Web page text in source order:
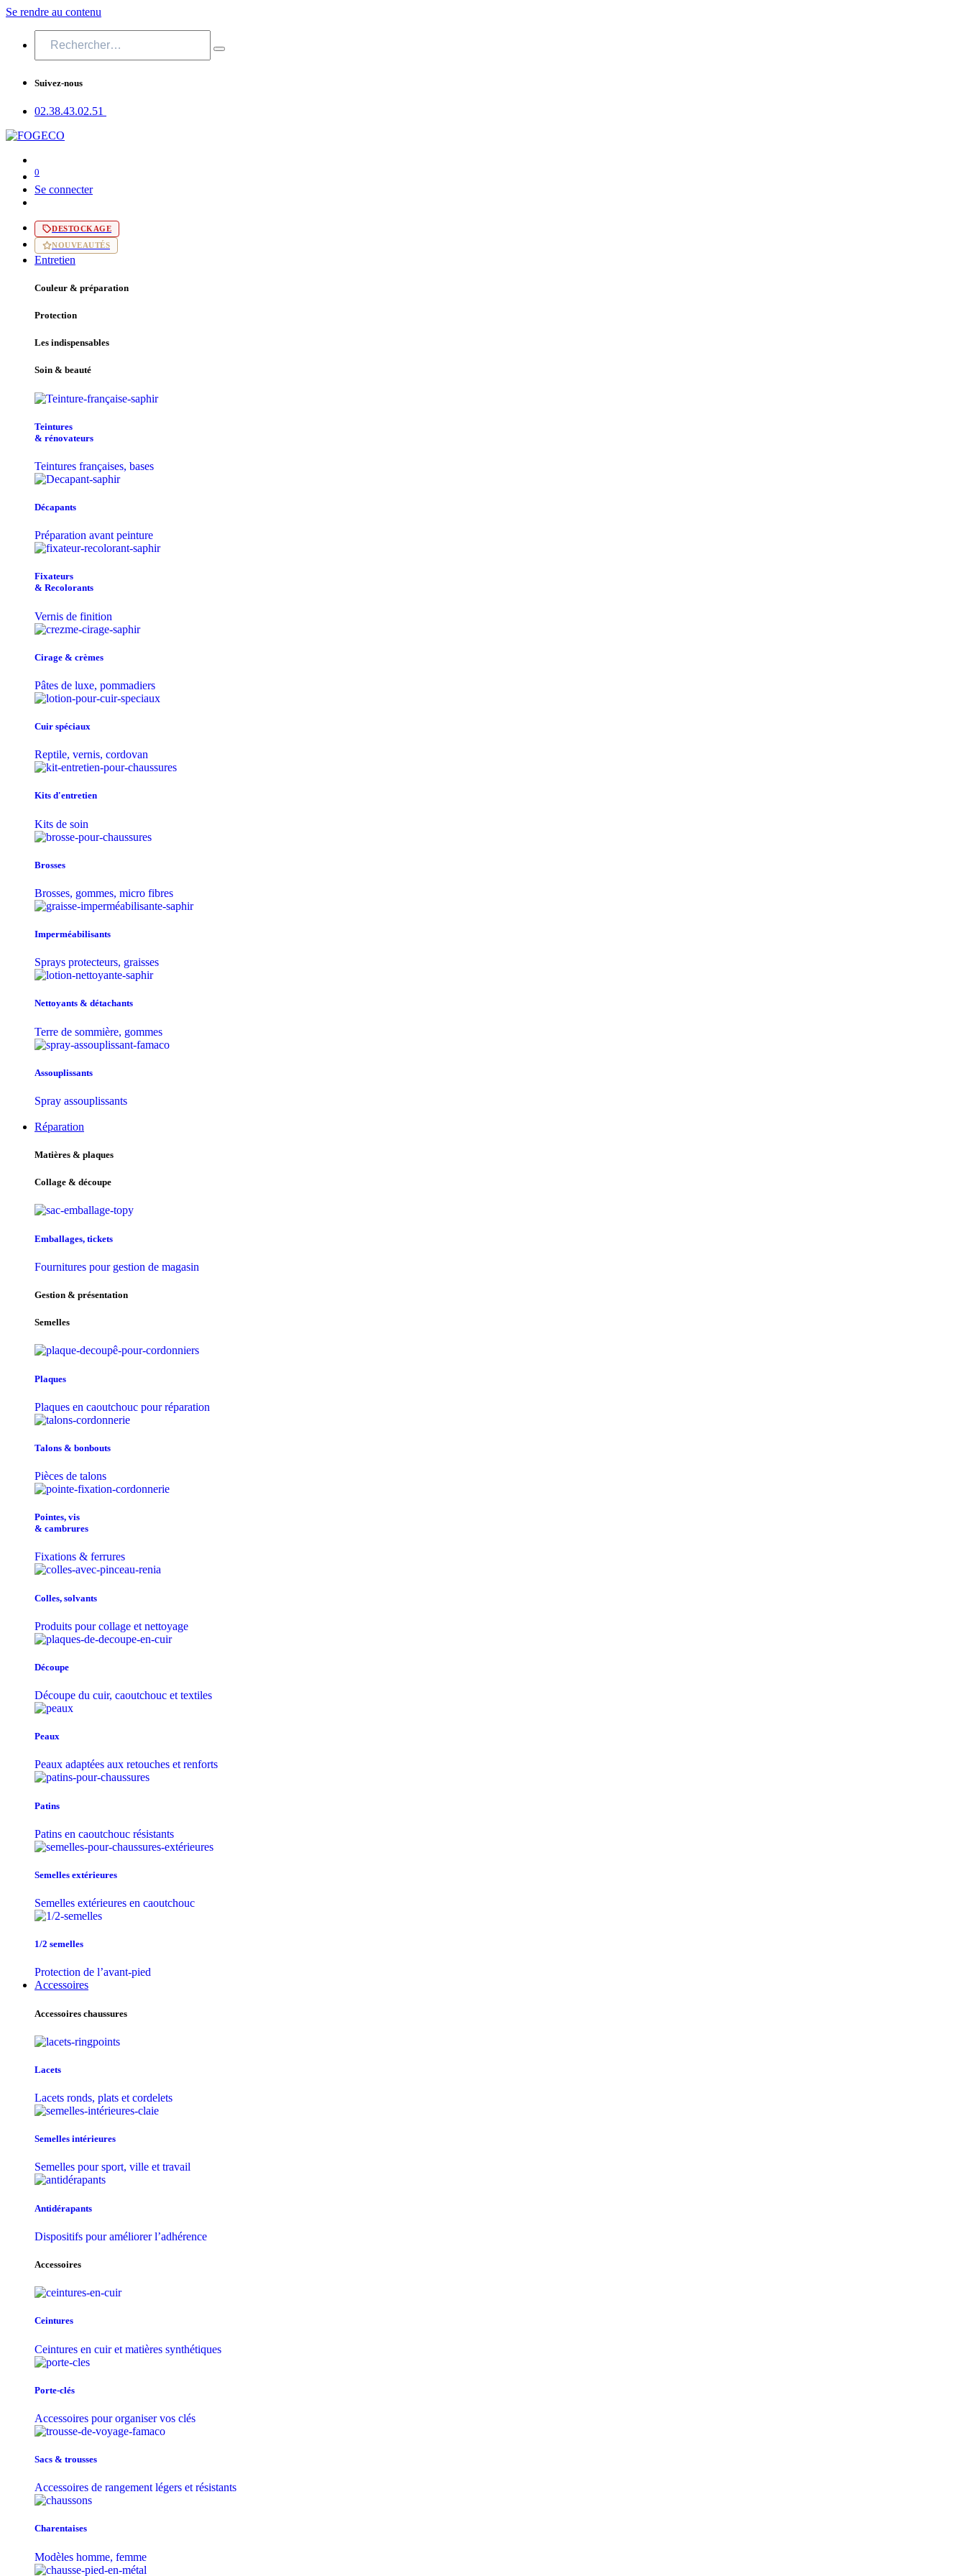
Se rendre au contenu
Suivez-nous
02.38.43​.02.51
0
Se connecter
DESTOCKAGE
NOUVEAUTÉS
Entretien
Couleur & préparation
Protection
Les indispensables
Soin & beauté
Teintu​res
& r​é​novateurs
Teintures françaises, bases
Décapants
Préparation avant peinture
Fixateurs
& Recolorants
Vernis de finition
Cirage & crèmes
Pâtes de luxe, pommadiers
Cuir spéciaux
Reptile, vernis, cordovan
Kits d'entretien
Kits de soin
Brosses
Brosses, gommes, micro fibres
Imperméabilisants
Sprays protecteurs, graisses
Nettoyants & détachants
Terre de sommière, gommes
Assouplissants
Spray assouplissants
Réparation
Matières & plaques
Collage & découpe
Emballages, tickets
Fournitures pour gestion de magasin
Gestion & présentation
Semelles
Plaques
Plaques en caoutchouc pour réparation
Talons & bonbouts
Pièces de talons
Pointes, vis
& cambrures
Fixations & ferrures
Colles, solvants
Produits pour collage et nettoyage
Découpe
Découpe du cuir, caoutchouc et textiles
Peaux
Peaux adaptées aux retouches et renforts
Patins
Patins en caoutchouc résistants
Semelles extérieures
Semelles extérieures en caoutchouc
1/2 semelles
Protection de l’avant-pied
Accessoires
Accessoires chaussures
Lacets
Lacets ronds, plats et cordelets
Semelles intérieures
Semelles pour sport, ville et travail
Antidérapants
Dispositifs pour améliorer l’adhérence
Accessoires
Ceintures
Ceintures en cuir et matières synthétiques
Porte-clés
Accessoires pour organiser vos clés
Sacs & trousse​s
Accessoires de rangement légers et résistants
Charentaises
Modèles homme, femme